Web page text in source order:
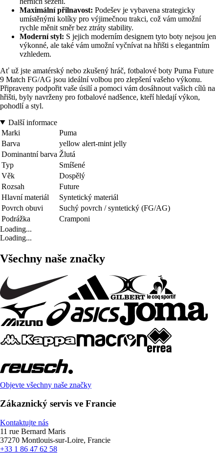
Maximální přilnavost: Podešev je vybavena strategicky
umístěnými kolíky pro výjimečnou trakci, což vám umožní
rychle měnit směr bez ztráty stability.
Moderní styl: S jejich moderním designem tyto boty nejsou jen
výkonné, ale také vám umožní vyčnívat na hřišti s elegantním
vzhledem.
Ať už jste amatérský nebo zkušený hráč, fotbalové boty Puma Future
9 Match FG/AG jsou ideální volbou pro zlepšení vašeho výkonu.
Připraveny podpořit vaše úsilí a pomoci vám dosáhnout vašich cílů na
hřišti, byly navrženy pro fotbalové nadšence, kteří hledají výkon,
pohodlí a styl.
Další informace
Marki
Puma
Barva
yellow alert-mint jelly
Dominantní barva Žlutá
Typ
Smíšené
Věk
Dospělý
Rozsah
Future
Hlavní materiál
Syntetický materiál
Povrch obuvi
Suchý povrch / syntetický (FG/AG)
Podrážka
Cramponi
Loading...
Loading...
Všechny naše značky
Objevte všechny naše značky
Zákaznický servis ve Francie
Kontaktujte nás
11 rue Bernard Maris
37270 Montlouis-sur-Loire, Francie
+33 1 86 47 62 58